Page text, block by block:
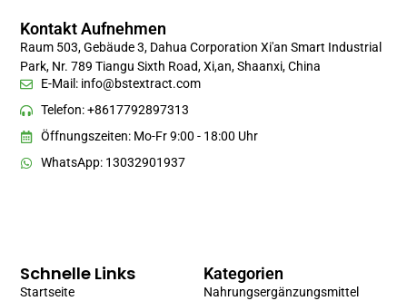
Kategorien
Nahrungsergänzungsmittel
Schnelle Links
Startseite
Kontakt Aufnehmen
Raum 503, Gebäude 3, Dahua Corporation Xi'an Smart Industrial
Park, Nr. 789 Tiangu Sixth Road, Xi,an, Shaanxi, China
E-Mail: info@bstextract.com
Telefon: +8617792897313
Öffnungszeiten: Mo-Fr 9:00 - 18:00 Uhr
WhatsApp: 13032901937